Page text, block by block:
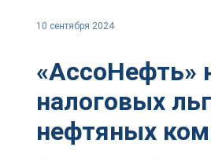
10 сентября 2024
«АссоНефть»
налоговых
нефтяных